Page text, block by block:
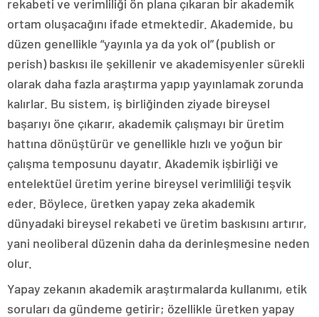
rekabeti ve verimliliği ön plana çıkaran bir akademik
ortam oluşacağını ifade etmektedir. Akademide, bu
düzen genellikle “yayınla ya da yok ol” (publish or
perish) baskısı ile şekillenir ve akademisyenler sürekli
olarak daha fazla araştırma yapıp yayınlamak zorunda
kalırlar. Bu sistem, iş birliğinden ziyade bireysel
başarıyı öne çıkarır, akademik çalışmayı bir üretim
hattına dönüştürür ve genellikle hızlı ve yoğun bir
çalışma temposunu dayatır. Akademik işbirliği ve
entelektüel üretim yerine bireysel verimliliği teşvik
eder. Böylece, üretken yapay zeka akademik
dünyadaki bireysel rekabeti ve üretim baskısını artırır,
yani neoliberal düzenin daha da derinleşmesine neden
olur.
Yapay zekanın akademik araştırmalarda kullanımı, etik
soruları da gündeme getirir; özellikle üretken yapay